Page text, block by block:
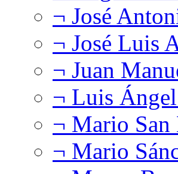
¬ José
¬ José Luis
¬ Juan
¬ Luis
¬ Mario
¬ Mario